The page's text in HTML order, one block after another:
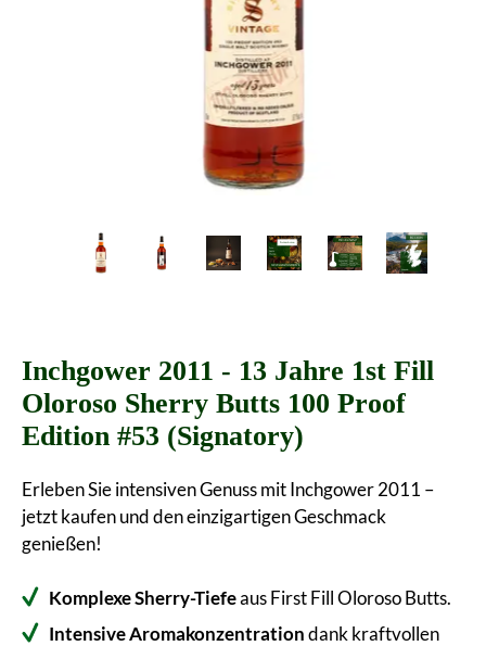
Inchgower 2011 - 13 Jahre 1st Fill
Oloroso Sherry Butts 100 Proof
Edition #53 (Signatory)
Erleben Sie intensiven Genuss mit Inchgower 2011 –
jetzt kaufen und den einzigartigen Geschmack
genießen!
Komplexe Sherry-Tiefeaus First Fill Oloroso Butts.
Intensive Aromakonzentrationdank kraftvollen